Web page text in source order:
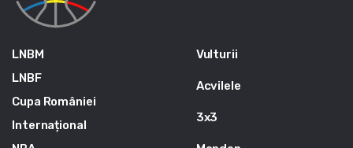
LNBM
LNBF
Cupa României
Internațional
Vulturii
Acvilele
3x3